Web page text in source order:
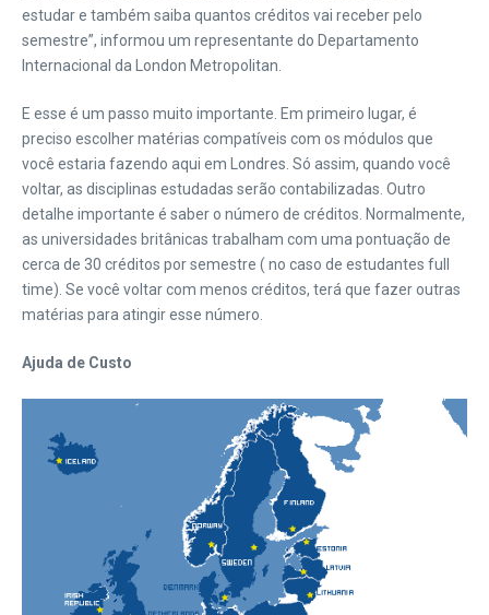
estudar e também saiba quantos créditos vai receber pelo
semestre”, informou um representante do Departamento
Internacional da London Metropolitan.
E esse é um passo muito importante. Em primeiro lugar, é
preciso escolher matérias compatíveis com os módulos que
você estaria fazendo aqui em Londres. Só assim, quando você
voltar, as disciplinas estudadas serão contabilizadas. Outro
detalhe importante é saber o número de créditos. Normalmente,
as universidades britânicas trabalham com uma pontuação de
cerca de 30 créditos por semestre ( no caso de estudantes full
time). Se você voltar com menos créditos, terá que fazer outras
matérias para atingir esse número.
Ajuda de Custo